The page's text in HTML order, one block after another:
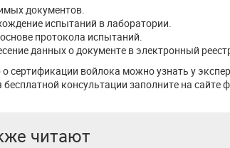
документов.
испытаний в лаборатории.
протокола испытаний.
данных о документе в электронный
сертификации войлока можно узнать у
консультации заполните на сайте
читают